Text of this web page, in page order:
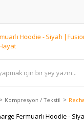
Kompresyon / Tekstil